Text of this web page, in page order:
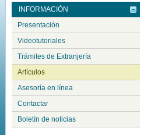
INFORMACIÓN
Presentación
Videotutoriales
Trámites de Extranjería
Artículos
Asesoría en línea
Contactar
Boletín de noticias